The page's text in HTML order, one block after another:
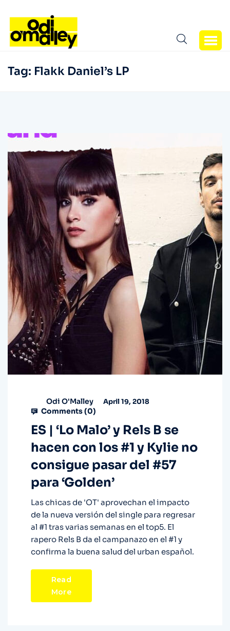
Tag: Flakk Daniel’s LP
Odi O'Malley April 19, 2018
Comments (0)
ES | ‘Lo Malo’ y Rels B se
hacen con los #1 y Kylie no
consigue pasar del #57
para ‘Golden’
Las chicas de 'OT' aprovechan el impacto
de la nueva versión del single para regresar
al #1 tras varias semanas en el top5. El
rapero Rels B da el campanazo en el #1 y
confirma la buena salud del urban español.
Read
More